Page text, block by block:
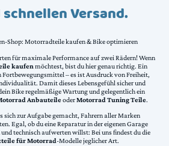
Versand.
Shop: Motorradteile kaufen & Bike optimieren
für maximale Performance auf zwei Rädern! Wenn
kaufen möchtest, bist du hier genau richtig. Ein
– es ist Ausdruck von Freiheit,
Damit dieses Lebensgefühl sicher und
Bike regelmäßige Wartung und gelegentlich ein
AnbauteileoderMotorrad Tuning Teile.
sich zur Aufgabe gemacht, Fahrern aller Marken
Egal, ob du eine Reparatur in der eigenen Garage
technisch aufwerten willst: Bei uns findest du die
für Motorrad-Modelle jeglicher Art.